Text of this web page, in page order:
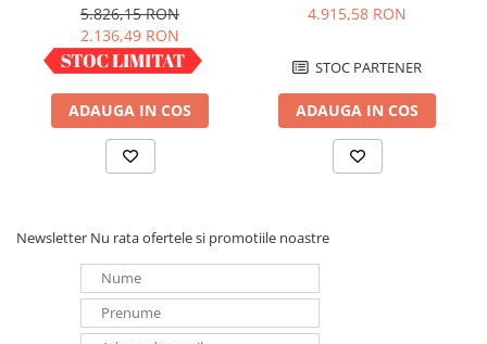
Panouri portabile
Racire/Incalzire
Statii energie portabile
Diverse
structurata
Sigurante
Tablouri electrice
Lumina (Becuri si Lanterne)
5.826,15 RON
2.136,49 RON
IN STOC
ADAUGA IN COS
16/20 A - Modul 3 - 059020
4.915,58 RON
STOC PARTENER
ADAUGA IN COS
Newsletter Nu rata ofertele si promotiile noastre